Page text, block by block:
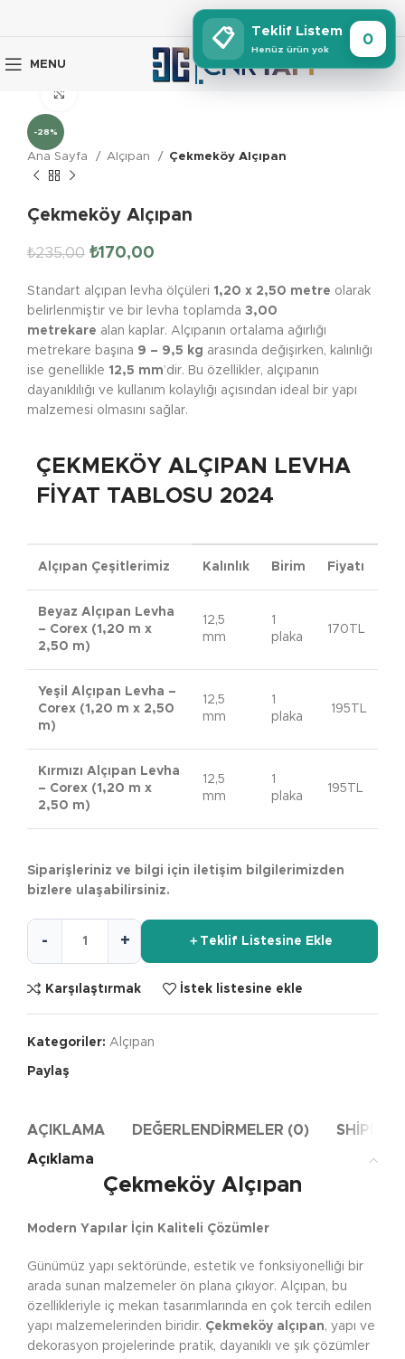
MENU
-28%
Ana Sayfa Alçıpan Çekmeköy Alçıpan
Çekmeköy Alçıpan
₺235,00 ₺170,00
Standart alçıpan levha ölçüleri 1,20 x 2,50 metre olarak
belirlenmiştir ve bir levha toplamda 3,00
metrekare alan kaplar. Alçıpanın ortalama ağırlığı
metrekare başına 9 – 9,5 kg arasında değişirken, kalınlığı
ise genellikle 12,5 mm’dir. Bu özellikler, alçıpanın
dayanıklılığı ve kullanım kolaylığı açısından ideal bir yapı
malzemesi olmasını sağlar.
ÇEKMEKÖY ALÇIPAN LEVHA
FIYAT TABLOSU 2024
Alçıpan Çeşitlerimiz Kalınlık Birim Fiyatı
Beyaz Alçıpan Levha
– Corex (1,20 m x
2,50 m)
12,5
mm
1
plaka
170TL
Yeşil Alçıpan Levha –
Corex (1,20 m x 2,50
m)
12,5
mm
1
plaka
195TL
Kırmızı Alçıpan Levha
– Corex (1,20 m x
2,50 m)
12,5
mm
1
plaka
195TL
Siparişleriniz ve bilgi için iletişim bilgilerimizden
bizlere ulaşabilirsiniz.
＋ Teklif Listesine Ekle
Karşılaştırmak İstek listesine ekle
Kategoriler: Alçıpan
Paylaş
AÇIKLAMA DEĞERLENDIRMELER (0)
Açıklama
Çekmeköy Alçıpan
Modern Yapılar İçin Kaliteli Çözümler
Günümüz yapı sektöründe, estetik ve fonksiyonelliği bir
arada sunan malzemeler ön plana çıkıyor. Alçıpan, bu
özellikleriyle iç mekan tasarımlarında en çok tercih edilen
yapı malzemelerinden biridir. Çekmeköy alçıpan, yapı ve
dekorasyon projelerinde pratik, dayanıklı ve şık çözümler
📋 Teklif Listem
Henüz ürün yok
0